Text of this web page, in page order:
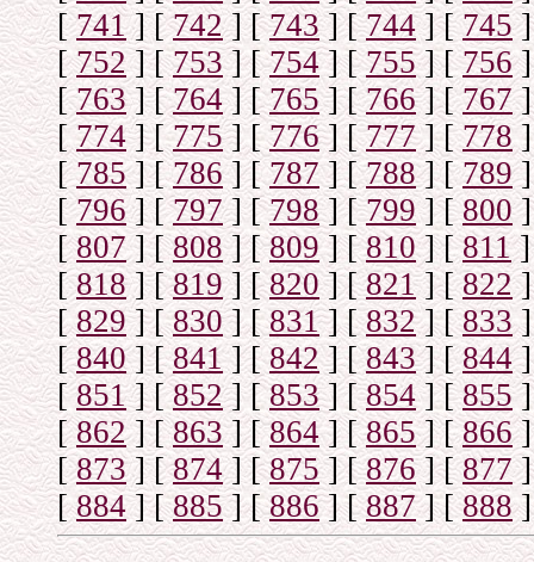
[741] [742] [743] [744] [745]
[752] [753] [754] [755] [756]
[763] [764] [765] [766] [767]
[ 774] [775] [776] [777] [778]
[785] [786] [787] [788] [789]
[796] [797] [798] [799] [ 800]
[807] [808] [809] [810] [811]
[818] [819] [820] [821] [822]
[829] [830] [831] [832] [833]
[840] [841] [842] [843] [844]
[851] [852] [853] [854] [ 855]
[862] [863] [864] [865] [866]
[873] [874] [875] [876] [877]
[884] [885] [886] [887] [888]